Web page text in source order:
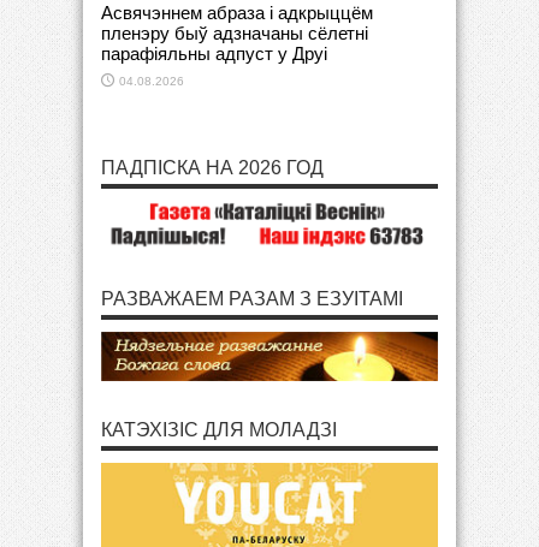
Асвячэннем абраза і адкрыццём
пленэру быў адзначаны сёлетні
парафіяльны адпуст у Друі
04.08.2026
ПАДПІСКА НА 2026 ГОД
РАЗВАЖАЕМ РАЗАМ З ЕЗУІТАМІ
КАТЭХІЗІС ДЛЯ МОЛАДЗІ